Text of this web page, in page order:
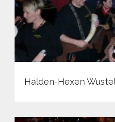
Halden-Hexen